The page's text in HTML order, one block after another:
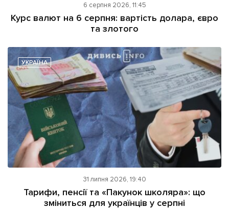
6 серпня 2026, 11:45
Курс валют на 6 серпня: вартість долара, євро
та злотого
УКРАЇНА
31 липня 2026, 19:40
Тарифи, пенсії та «Пакунок школяра»: що
зміниться для українців у серпні